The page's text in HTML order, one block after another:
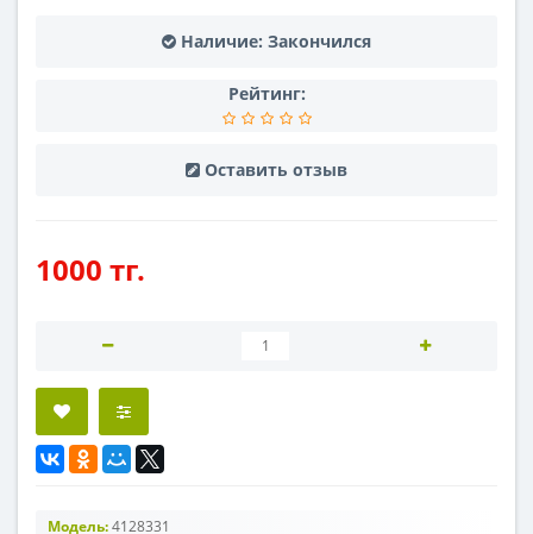
Наличие: Закончился
Рейтинг:
Оставить отзыв
1000 тг.
Модель:4128331